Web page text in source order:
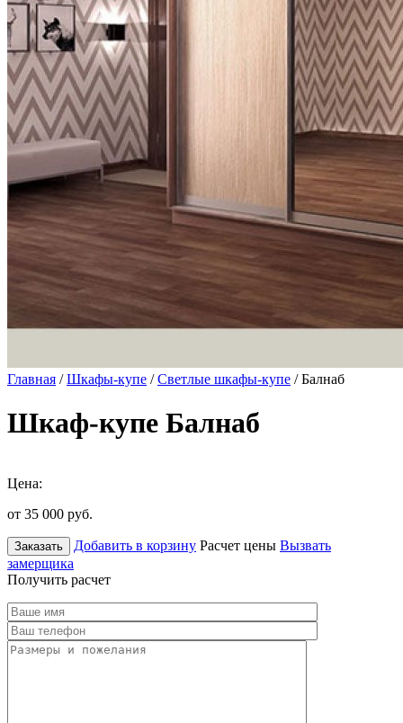
Главная /Шкафы-купе /Светлые шкафы-купе / Балнаб
Шкаф-купе Балнаб
Цена:
от 35 000 руб.
Заказать Добавить в корзину Расчет цены Вызвать
замерщика
Получить расчет